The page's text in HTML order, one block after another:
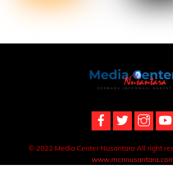
Back
To
© 2022 Media Center Nusantara All right